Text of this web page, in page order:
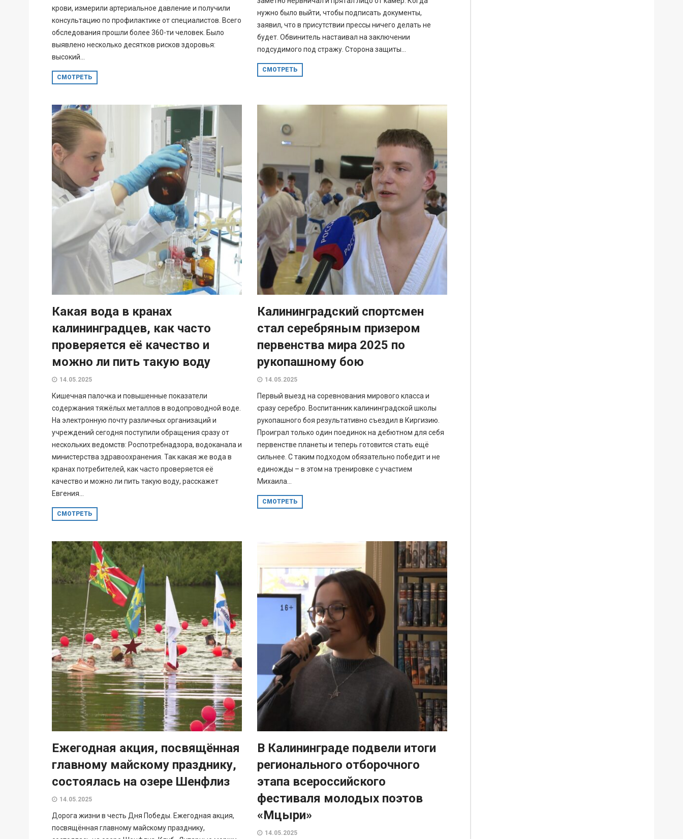
крови, измерили артериальное давление и получили
консультацию по профилактике от специалистов. Всего
обследования прошли более 360-ти человек. Было
выявлено несколько десятков рисков здоровья:
высокий...
СМОТРЕТЬ
нужно было выйти, чтобы подписать документы,
заявил, что в присутствии прессы ничего делать не
будет. Обвинитель настаивал на заключении
подсудимого под стражу. Сторона защиты...
СМОТРЕТЬ
Какая вода в кранах
калининградцев, как часто
проверяется её качество и
можно ли пить такую воду
14.05.2025
Кишечная палочка и повышенные показатели
содержания тяжёлых металлов в водопроводной воде.
На электронную почту различных организаций и
учреждений сегодня поступили обращения сразу от
нескольких ведомств: Роспотребнадзора, водоканала и
министерства здравоохранения. Так какая же вода в
кранах потребителей, как часто проверяется её
качество и можно ли пить такую воду, расскажет
Евгения...
СМОТРЕТЬ
Калининградский спортсмен
стал серебряным призером
первенства мира 2025 по
рукопашному бою
14.05.2025
Первый выезд на соревнования мирового класса и
сразу серебро. Воспитанник калининградской школы
рукопашного боя результативно съездил в Киргизию.
Проиграл только один поединок на дебютном для себя
первенстве планеты и теперь готовится стать ещё
сильнее. С таким подходом обязательно победит и не
единожды – в этом на тренировке с участием
Михаила...
СМОТРЕТЬ
Ежегодная акция, посвящённая
главному майскому празднику,
состоялась на озере Шенфлиз
14.05.2025
Дорога жизни в честь Дня Победы. Ежегодная акция,
посвящённая главному майскому празднику,
В Калининграде подвели итоги
регионального отборочного
этапа всероссийского
фестиваля молодых поэтов
«Мцыри»
14.05.2025